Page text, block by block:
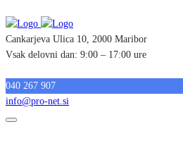
Cankarjeva Ulica 10, 2000 Maribor
Vsak delovni dan: 9:00 – 17:00 ure
040 267 907
info@pro-net.si